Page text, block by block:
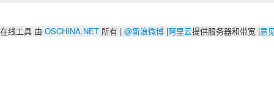
在线工具 由 OSCHINA.NET 所有 | @新浪微博 |阿里云提供服务器和带宽 |意